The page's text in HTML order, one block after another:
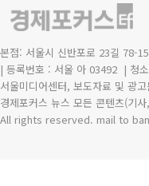
본점: 서울시 신반포로 23길 78-
| 등록번호 : 서울 아 03492 | 청
서울미디어센터, 보도자료 및 광
경제포커스 뉴스 모든 콘텐츠(기
All rights reserved. mail to